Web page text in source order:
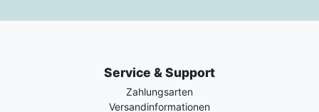
Service & Support
Zahlungsarten
Versandinformationen